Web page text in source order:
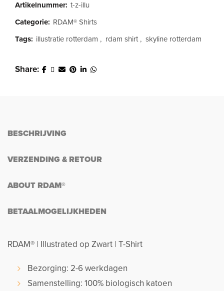
Artikelnummer: t-z-illu
Categorie: RDAM® Shirts
Tags: illustratie rotterdam , rdam shirt , skyline rotterdam
Share
BESCHRIJVING
VERZENDING & RETOUR
ABOUT RDAM®
BETAALMOGELIJKHEDEN
RDAM® | Illustrated op Zwart | T-Shirt
Bezorging: 2-6 werkdagen
Samenstelling: 100% biologisch katoen